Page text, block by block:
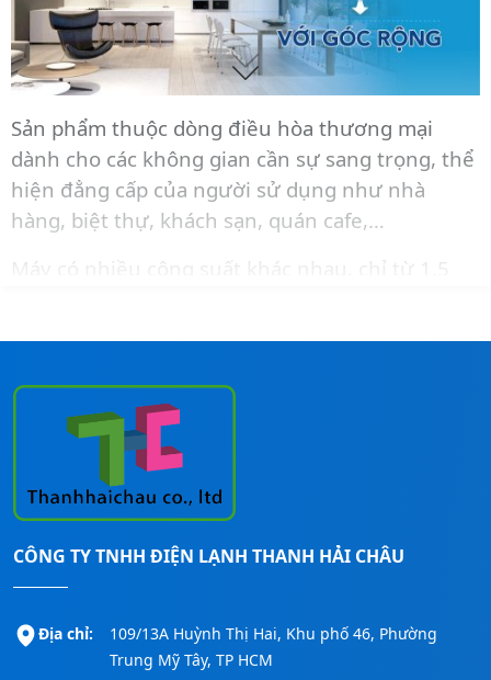
Sản phẩm thuộc dòng điều hòa thương mại
dành cho các không gian cần sự sang trọng, thể
hiện đẳng cấp của người sử dụng như nhà
hàng, biệt thự, khách sạn, quán cafe,…
Máy có nhiều công suất khác nhau, chỉ từ 1.5
Liên hệ ngay đếnHotline:0911260247để được
tư vấn và báo giá và lắp đặt cho công trình.
CÔNG TY TNHH ĐIỆN LẠNH THANH HẢI CHÂU
Địa chỉ:
109/13A Huỳnh Thị Hai, Khu phố 46, Phường
Trung Mỹ Tây, TP HCM